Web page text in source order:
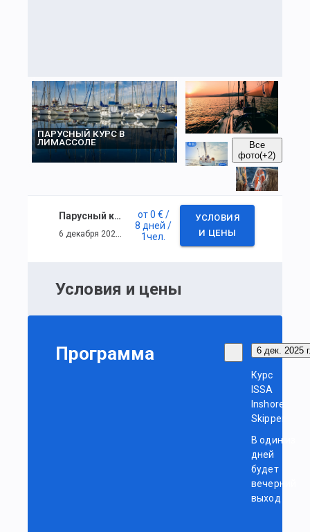
ПАРУСНЫЙ КУРС В
ЛИМАССОЛЕ
Все
фото(+2)
Парусный курс в Лимассоле
6 декабря 2025 г. — 13 декабря 2025 г.
от0 € /
8 дней /
1чел.
УСЛОВИЯ
И ЦЕНЫ
Условия и цены
Программа 6 дек. 2025
Курс
ISSA
Inshore
Skipper
В один из
дней
будет
вечерний
выход